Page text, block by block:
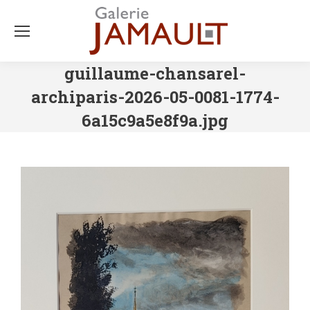
guillaume-chansarel-
archiparis-2026-05-0081-1774-
6a15c9a5e8f9a.jpg